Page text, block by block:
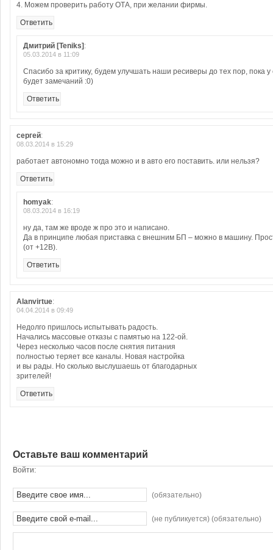
4. Можем проверить работу ОТА, при желании фирмы.
Ответить
Дмитрий [Teniks] :
05.03.2014 в 11:09
Спасибо за критику, будем улучшать наши ресиверы до тех пор, пока у
будет замечаний :0)
Ответить
сергей:
08.03.2014 в 15:29
работает автономно тогда можно и в авто его поставить. или нельзя?
Ответить
homyak:
08.03.2014 в 16:19
ну да, там же вроде ж про это и написано.
Да в принципе любая приставка с внешним БП – можно в машину.
(от +12В).
Ответить
Alanvirtue:
04.04.2014 в 09:49
Недолго пришлось испытывать радость.
Начались массовые отказы с памятью на 122-ой.
Через несколько часов после снятия питания
полностью теряет все каналы. Новая настройка
и вы рады. Но сколько выслушаешь от благодарных
зрителей!
Ответить
Оставьте ваш комментарий
Войти:
(обязательно)
(не публикуется) (обязательно)